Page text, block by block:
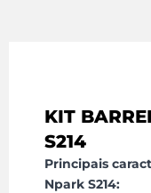
KIT
S214
Principais
Npark S214: